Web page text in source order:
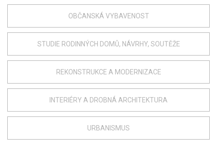
OBČANSKÁ VYBAVENOST
STUDIE RODINNÝCH DOMŮ, NÁVRHY, SOUTĚŽE
REKONSTRUKCE A MODERNIZACE
INTERIÉRY A DROBNÁ ARCHITEKTURA
URBANISMUS